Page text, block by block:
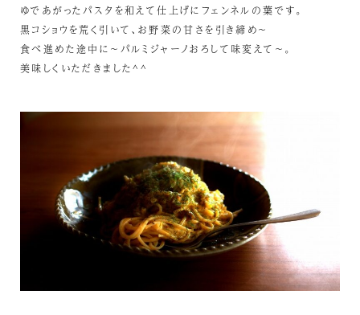
ゆであがったパスタを和えて仕上げにフェンネルの葉です。
黒コショウを荒く引いて、お野菜の甘さを引き締め～
食べ進めた途中に～パルミジャーノおろして味変えて～。
美味しくいただきました^^